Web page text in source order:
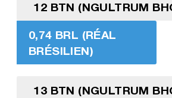
12 BTN (NGULTRUM
0,74 BRL (RÉAL
BRÉSILIEN)
13 BTN (NGULTRUM